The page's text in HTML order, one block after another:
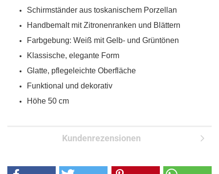
Schirmständer aus toskanischem Porzellan
Handbemalt mit Zitronenranken und Blättern
Farbgebung: Weiß mit Gelb- und Grüntönen
Klassische, elegante Form
Glatte, pflegeleichte Oberfläche
Funktional und dekorativ
Höhe 50 cm
Kundenrezensionen